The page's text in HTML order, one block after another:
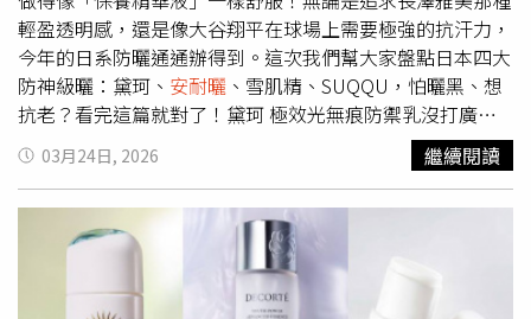
9FIFTY、9FORTY AF、童款9FORTY帽型以及復古短袖T恤，
並結合紐約洋基、洛杉磯道奇、波士頓紅襪、芝加哥白襪等
人氣球隊元素。帽款透過立體刺繡呈現角色揮棒、投球等經
典動作，讓每頂帽子都充滿收藏價值。同步開幕的New Era
SOGO大巨蛋門市更導入整帽機與客製燙印服務，讓球迷與
潮流玩家能打造專屬個人風格帽款。New Era大巨蛋開幕，
有燙印服務（圖／品牌提供）
型、）50ml / 1,550元（圖／品牌提供另外，頂級「AQ煥妍
防禦精華」則主打光澤肌效果，質地更為潤澤細緻，上臉帶
出自然光感，適合作為妝前打底使用。DECORTE黛珂 AQ煥
妍防禦精華（圖／品牌提供）敏弱肌首選！曼秀雷敦純物理
潤色防曬溫和不悶針對敏感肌與醫美後族群，曼秀雷敦推出
「水潤肌裸肌柔光純物理防曬乳」，以100%純物理配方打
造溫和防護。質地像乳液般輕盈滑順，推開後貼膚不悶，同
時具備柔光潤色效果，可自然修飾暗沉與泛紅，打造乾淨素
肌。「光透白」提亮膚色、「透亮粉」增加紅潤氣色，搭配
玻尿酸與維他命C衍生物，讓肌膚維持水潤感。曼秀雷敦 水
潤肌裸肌柔光純物理防曬乳—光透白、透亮粉，50g / 540元
輕盈透明感，還是像大谷翔平在球場上需要極強的抗汗力，
今年的日系防曬通通辦得到。這次我們幫大家盤點日本四大
防神級曬：黛珂、 安耐曬 、雪肌精、SUQQU，怕曬黑、想
抗老？看完這篇就對了！黛珂 極效光無痕防禦乳沒打廣告
依舊超熱賣的防曬乳，夏天最怕防曬擦完臉油到發亮，但黛
珂這支「極效光無痕防禦乳」真的會讓人驚艷！它的質地超
水潤，推開時就像水慕斯一樣，延展性極佳且完全不黏，感
覺保養品被肌膚瞬間「吸收」進去，只留下自然的健康光澤
感。最厲害的是它在維持高防護力的同時，還兼顧了美白跟
保養功能。如果你在找一支清爽、透明、擦完皮膚還會變好
的頂級防曬，這支絕對是少有的滿分選擇，夏天拿來當妝前
03月24日, 2026 繼續閱讀